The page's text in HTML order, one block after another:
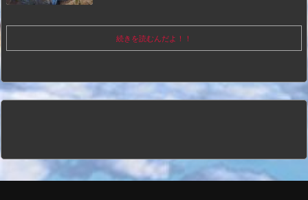
続きを読むんだよ！！